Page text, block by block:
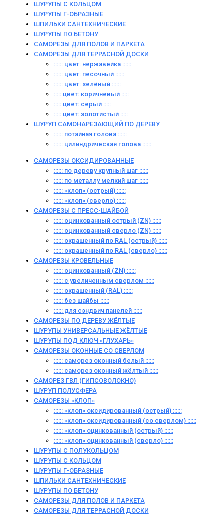
ШУРУПЫ С КОЛЬЦОМ
ШУРУПЫ Г-ОБРАЗНЫЕ
ШПИЛЬКИ САНТЕХНИЧЕСКИЕ
ШУРУПЫ ПО БЕТОНУ
САМОРЕЗЫ ДЛЯ ПОЛОВ И ПАРКЕТА
САМОРЕЗЫ ДЛЯ ТЕРРАСНОЙ ДОСКИ
:::::: цвет: нержавейка ::::::
:::::: цвет: песочный ::::::
:::::: цвет: зелёный ::::::
::::: цвет: коричневый :::::
::::: цвет: серый :::::
::::: цвет: золотистый :::::
ШУРУП САМОНАРЕЗАЮЩИЙ ПО ДЕРЕВУ
:::::: потайная голова ::::::
:::::: цилиндрическая голова ::::::
САМОРЕЗЫ ОКСИДИРОВАННЫЕ
:::::: по дереву крупный шаг ::::::
:::::: по металлу мелкий шаг ::::::
:::::: «клоп» (острый) ::::::
:::::: «клоп» (сверло) ::::::
САМОРЕЗЫ С ПРЕСС-ШАЙБОЙ
:::::: оцинкованный острый (ZN) ::::::
:::::: оцинкованный сверло (ZN) ::::::
:::::: окрашенный по RAL (острый) ::::::
:::::: окрашенный по RAL (сверло) ::::::
САМОРЕЗЫ КРОВЕЛЬНЫЕ
:::::: оцинкованный (ZN) ::::::
:::::: с увеличенным сверлом ::::::
:::::: окрашенный (RAL) ::::::
:::::: без шайбы ::::::
:::::: для сэндвич панелей ::::::
САМОРЕЗЫ ПО ДЕРЕВУ ЖЁЛТЫЕ
ШУРУПЫ УНИВЕРСАЛЬНЫЕ ЖЁЛТЫЕ
ШУРУПЫ ПОД КЛЮЧ «ГЛУХАРЬ»
САМОРЕЗЫ ОКОННЫЕ СО СВЕРЛОМ
:::::: саморез оконный белый ::::::
:::::: саморез оконный жёлтый ::::::
САМОРЕЗ ГВЛ (ГИПСОВОЛОКНО)
ШУРУП ПОЛУСФЕРА
САМОРЕЗЫ «КЛОП»
:::::: «клоп» оксидированный (острый) ::::::
:::::: «клоп» оксидированный (со сверлом) ::::::
:::::: «клоп» оцинкованный (острый) ::::::
:::::: «клоп» оцинкованный (сверло) ::::::
ШУРУПЫ С ПОЛУКОЛЬЦОМ
ШУРУПЫ С КОЛЬЦОМ
ШУРУПЫ Г-ОБРАЗНЫЕ
ШПИЛЬКИ САНТЕХНИЧЕСКИЕ
ШУРУПЫ ПО БЕТОНУ
САМОРЕЗЫ ДЛЯ ПОЛОВ И ПАРКЕТА
САМОРЕЗЫ ДЛЯ ТЕРРАСНОЙ ДОСКИ